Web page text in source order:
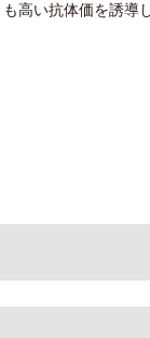
高い抗体価を誘導